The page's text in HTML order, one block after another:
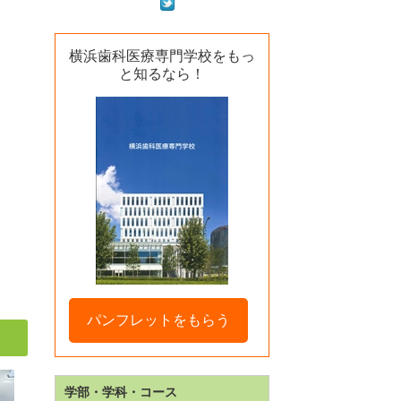
横浜歯科医療専門学校をもっ
と知るなら！
パンフレットをもらう
学部・学科・コース